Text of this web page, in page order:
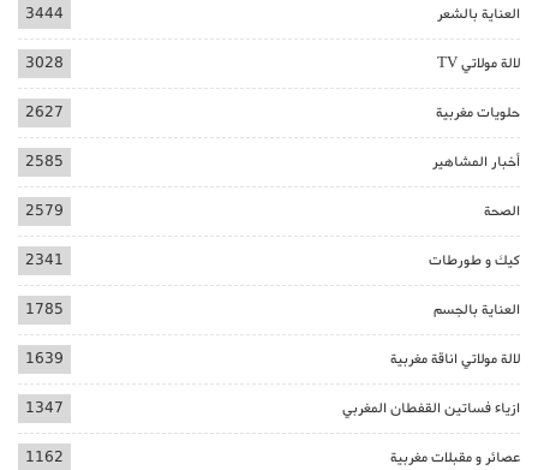
العناية بالشعر 3444
لالة مولاتي TV 3028
حلويات مغربية 2627
أخبار المشاهير 2585
الصحة 2579
كيك و طورطات 2341
العناية بالجسم 1785
لالة مولاتي اناقة مغربية 1639
ازياء فساتين القفطان المغربي 1347
عصائر و مقبلات مغربية 1162